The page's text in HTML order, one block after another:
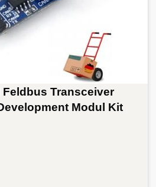
Feldbus Transceiver
Modul Kit